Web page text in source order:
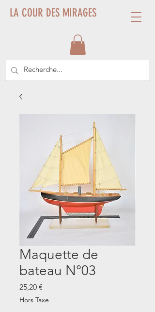
LA COUR DES MIRAGES
Maquette de
bateau N°03
25,20 €
Hors Taxe